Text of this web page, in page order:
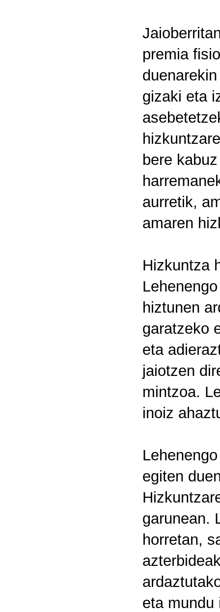
premia
gizaki eta
bere
aurretik,
amaren
Hizkuntza
hiztunen
garatzeko
eta
jaiotzen
mintzoa.
inoiz
egiten
garunean.
horretan,
eta mundu